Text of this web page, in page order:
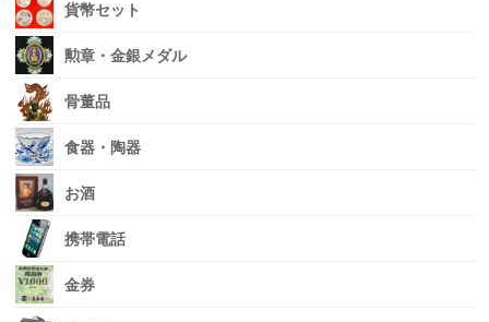
貨幣セット
勲章・金銀メダル
骨董品
食器・陶器
お酒
携帯電話
金券